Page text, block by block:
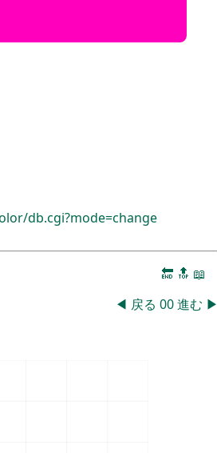
db.cgi?mode=change
🔚 🔝 📖
◀ 戻る 00進む ▶